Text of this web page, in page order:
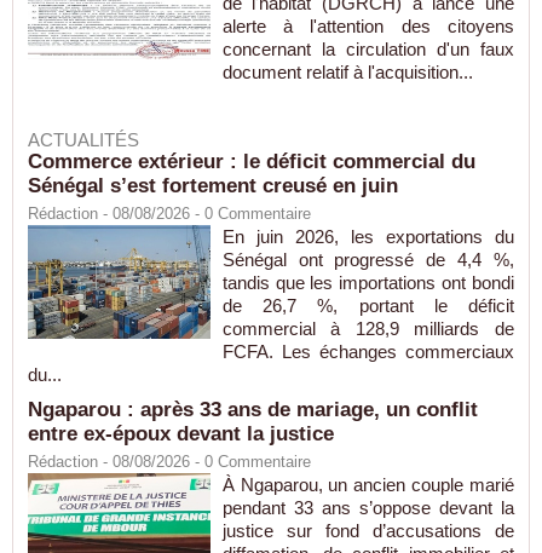
alerte à l'attention des citoyens
concernant la circulation d'un faux
document relatif à l'acquisition...
ACTUALITÉS
Commerce extérieur : le déficit commercial du
Sénégal s’est fortement creusé en juin
Rédaction - 08/08/2026 - 0 Commentaire
En juin 2026, les exportations du
Sénégal ont progressé de 4,4 %,
tandis que les importations ont bondi
de 26,7 %, portant le déficit
commercial à 128,9 milliards de
FCFA. Les échanges commerciaux
du...
Ngaparou : après 33 ans de mariage, un conflit
entre ex-époux devant la justice
Rédaction - 08/08/2026 - 0 Commentaire
À Ngaparou, un ancien couple marié
pendant 33 ans s’oppose devant la
justice sur fond d’accusations de